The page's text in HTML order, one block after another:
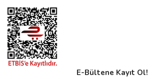
E-Bültene Kayıt Ol!